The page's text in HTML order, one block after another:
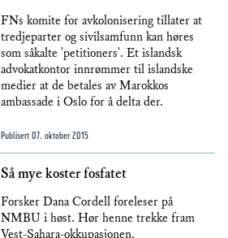
FNs komite for avkolonisering tillater at
tredjeparter og sivilsamfunn kan høres
som såkalte 'petitioners'. Et islandsk
advokatkontor innrømmer til islandske
medier at de betales av Marokkos
ambassade i Oslo for å delta der.
Publisert 07. oktober 2015
Så mye koster fosfatet
Forsker Dana Cordell foreleser på
NMBU i høst. Hør henne trekke fram
Vest-Sahara-okkupasjonen.